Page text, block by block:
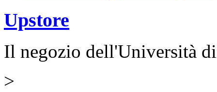
Upstore
Il negozio dell'Università
>